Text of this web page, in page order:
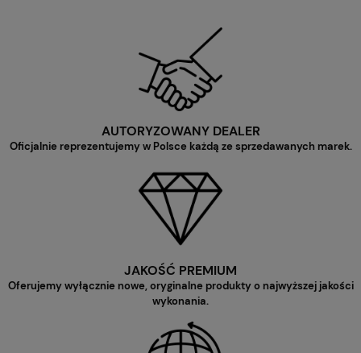
AUTORYZOWANY DEALER
Oficjalnie reprezentujemy w Polsce każdą ze sprzedawanych marek.
JAKOŚĆ PREMIUM
Oferujemy wyłącznie nowe, oryginalne produkty o najwyższej jakości
wykonania.